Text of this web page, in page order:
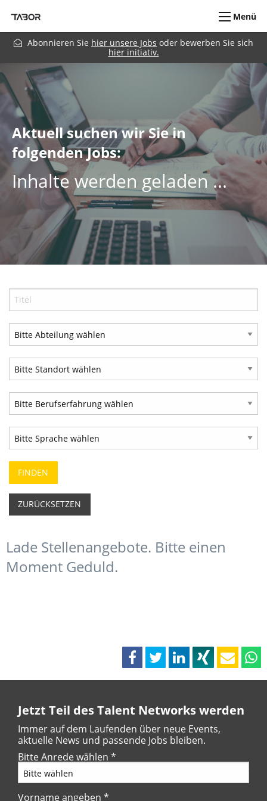
Menü
Abonnieren Sie hier unsere Jobs oder bewerben Sie sich
hier initiativ.
Aktuell suchen wir Sie in
folgenden Jobs:
Inhalte werden geladen ...
ZURÜCKSETZEN
Lade Stellenangebote. Bitte einen
Moment Geduld.
Jetzt Teil des Talent Networks werden
Immer auf dem Laufenden über neue Events,
aktuelle News und passende Jobs bleiben.
Bitte Anrede wählen *
Vorname angeben *